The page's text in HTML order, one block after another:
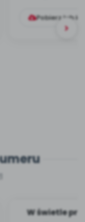
Pobierz lub
W świetle